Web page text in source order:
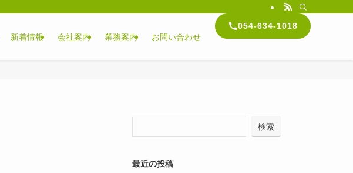
新着情報 会社案内 業務案内 お問い合わせ
054-634-1018
検索
最近の投稿